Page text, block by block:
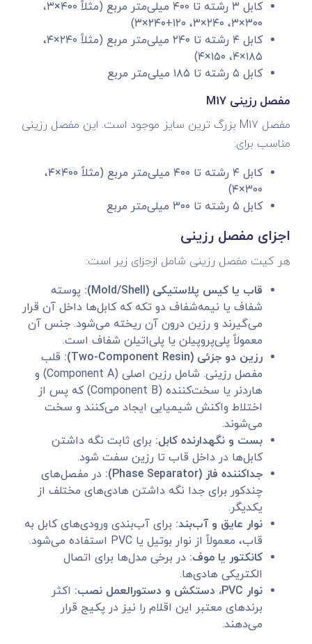
کابل ۳ رشته تا ۴۰۰ میلی‌متر مربع (مثلاً ۴۰۰×۳،
۳۰۰×۳، ۲۴۰×۳، ۱۲۰+۲۴۰×۳)
کابل ۴ رشته تا ۲۴۰ میلی‌متر مربع (مثلاً ۲۴۰×۴،
۱۸۵×۴، ۱۵۰×۴)
کابل ۵ رشته تا ۱۸۵ میلی‌متر مربع
مفصل رزینی M17
مفصل M17 بزرگ‌ ترین سایز موجود است. این مفصل رزینی
مناسب برای:
کابل ۴ رشته تا ۴۰۰ میلی‌متر مربع (مثلاً ۴۰۰×۴،
۳۰۰×۴)
کابل ۵ رشته تا ۳۰۰ میلی‌متر مربع
اجزای مفصل رزینی
هر کیت مفصل رزینی شامل ازجزای زیر است:
قاب یا کیس پلاستیکی (Mold/Shell):
پوسته
شفاف یا نیمه‌شفاف دو تکه که کابل‌ها داخل آن قرار
می‌گیرند و رزین درون آن ریخته می‌شود. جنس آن
معمولاً پلی‌پروپیلن یا پلی‌اتیلن شفاف است.
رزین دو جزئی (Two-Component Resin):
قلب
مفصل رزینی. شامل رزین اصلی (Component A) و
هاردنر یا سخت‌کننده (Component B) که پس از
اختلاط واکنش شیمیایی ایجاد می‌کنند و سخت
می‌شوند.
بست و نگهدارنده کابل: برای ثابت نگه داشتن
کابل‌ها در داخل قاب تا رزین سفت شود.
جداکننده فاز (Phase Separator):
در مفصل‌های
چندکور برای جدا نگه داشتن هادی‌های مختلف از
یکدیگر.
نوار عایق و آب‌بند: برای آب‌بندی ورودی‌های کابل به
قاب، معمولاً از نوار بوتیل یا PVC استفاده می‌شود.
کانکتور یا موف: در برخی مدل‌ها برای اتصال
الکتریکی هادی‌ها.
نوار PVC، دستکش و دستورالعمل نصب:
اکثر
برندهای معتبر این اقلام را نیز در پکیج قرار
می‌دهند.